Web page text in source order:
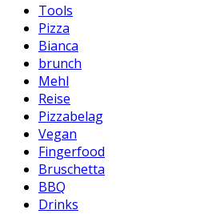
Tools
Pizza
Bianca
brunch
Mehl
Reise
Pizzabelag
Vegan
Fingerfood
Bruschetta
BBQ
Drinks